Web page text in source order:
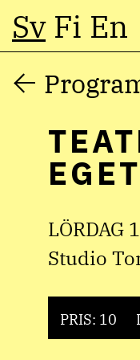
Hoppa
innehåll
Sv Fi En
LÖRDAG
Studio
PRIS: 10